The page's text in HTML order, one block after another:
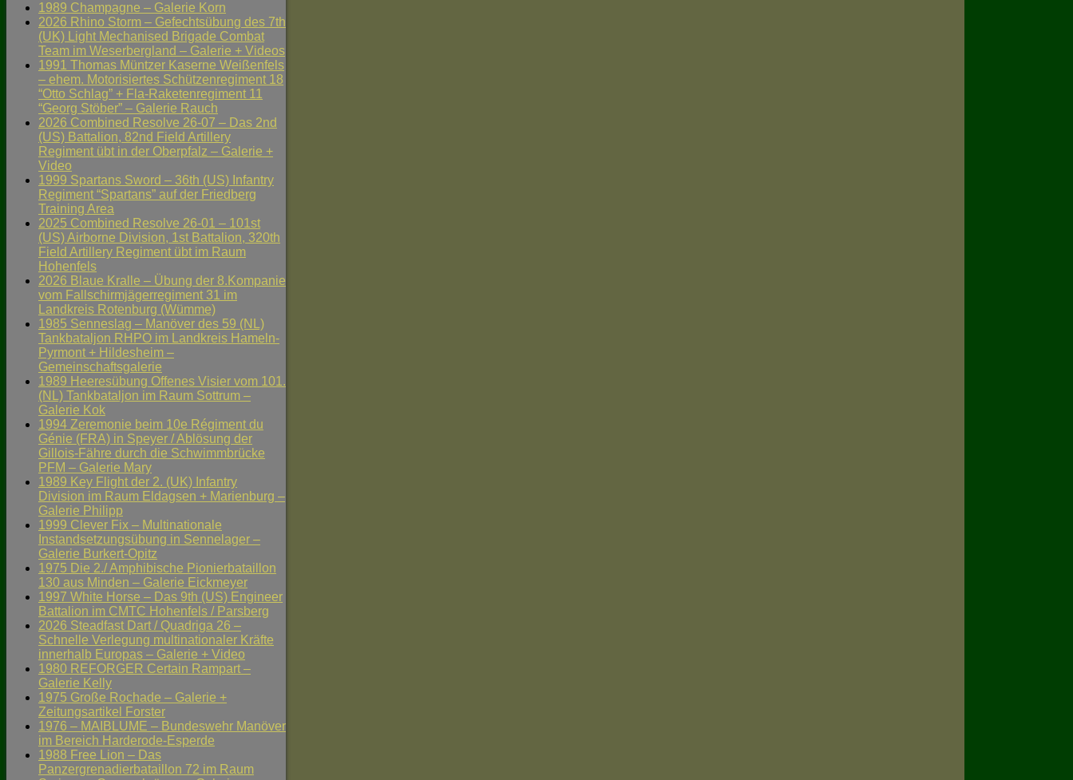
1989 Champagne – Galerie Korn
2026 Rhino Storm – Gefechtsübung des 7th
(UK) Light Mechanised Brigade Combat
Team im Weserbergland – Galerie + Videos
1991 Thomas Müntzer Kaserne Weißenfels
– ehem. Motorisiertes Schützenregiment 18
“Otto Schlag” + Fla-Raketenregiment 11
“Georg Stöber” – Galerie Rauch
2026 Combined Resolve 26-07 – Das 2nd
(US) Battalion, 82nd Field Artillery
Regiment übt in der Oberpfalz – Galerie +
Video
1999 Spartans Sword – 36th (US) Infantry
Regiment “Spartans” auf der Friedberg
Training Area
2025 Combined Resolve 26-01 – 101st
(US) Airborne Division, 1st Battalion, 320th
Field Artillery Regiment übt im Raum
Hohenfels
2026 Blaue Kralle – Übung der 8.Kompanie
vom Fallschirmjägerregiment 31 im
Landkreis Rotenburg (Wümme)
1985 Senneslag – Manöver des 59 (NL)
Tankbataljon RHPO im Landkreis Hameln-
Pyrmont + Hildesheim –
Gemeinschaftsgalerie
1989 Heeresübung Offenes Visier vom 101.
(NL) Tankbataljon im Raum Sottrum –
Galerie Kok
1994 Zeremonie beim 10e Régiment du
Génie (FRA) in Speyer / Ablösung der
Gillois-Fähre durch die Schwimmbrücke
PFM – Galerie Mary
1989 Key Flight der 2. (UK) Infantry
Division im Raum Eldagsen + Marienburg –
Galerie Philipp
1999 Clever Fix – Multinationale
Instandsetzungsübung in Sennelager –
Galerie Burkert-Opitz
1975 Die 2./ Amphibische Pionierbataillon
130 aus Minden – Galerie Eickmeyer
1997 White Horse – Das 9th (US) Engineer
Battalion im CMTC Hohenfels / Parsberg
2026 Steadfast Dart / Quadriga 26 –
Schnelle Verlegung multinationaler Kräfte
innerhalb Europas – Galerie + Video
1980 REFORGER Certain Rampart –
Galerie Kelly
1975 Große Rochade – Galerie +
Zeitungsartikel Forster
1976 – MAIBLUME – Bundeswehr Manöver
im Bereich Harderode-Esperde
1988 Free Lion – Das
Panzergrenadierbataillon 72 im Raum